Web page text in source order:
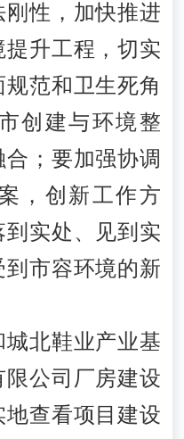
性，加快推进
升工程，切实
范和卫生死角
创建与环境整
；要加强协调
，创新工作方
实处、见到实
市容环境的新
北鞋业产业基
公司厂房建设
查看项目建设